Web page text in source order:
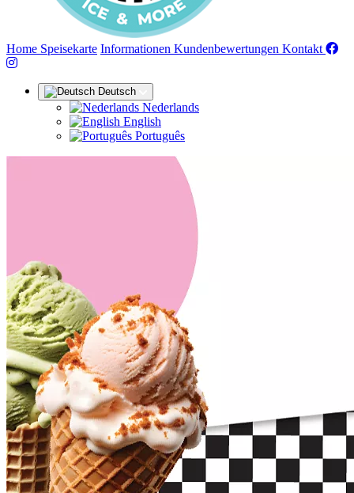
Home (aktuell)
Speisekarte Informationen Kundenbewertungen Kontakt
Deutsch
Nederlands
English
Português